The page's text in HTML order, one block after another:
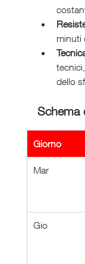
minuti
dello
Schema
Giorno
Mar
Gio